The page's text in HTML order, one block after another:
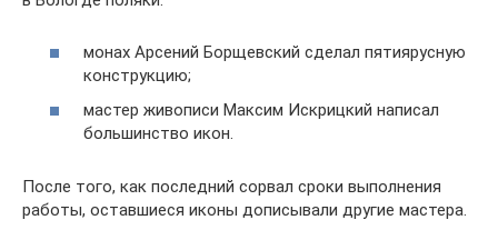
монах Арсений Борщевский сделал пятиярусную
конструкцию;
мастер живописи Максим Искрицкий написал
большинство икон.
После того, как последний сорвал сроки выполнения
работы, оставшиеся иконы дописывали другие мастера.